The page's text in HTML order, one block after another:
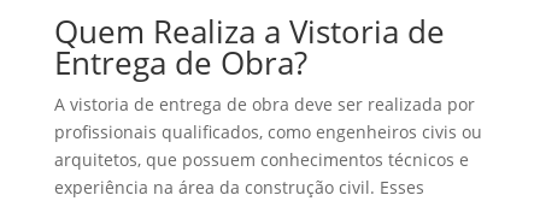
Quem Realiza a Vistoria de
Entrega de Obra?
A vistoria de entrega de obra deve ser realizada por
profissionais qualificados, como engenheiros civis ou
arquitetos, que possuem conhecimentos técnicos e
experiência na área da construção civil. Esses